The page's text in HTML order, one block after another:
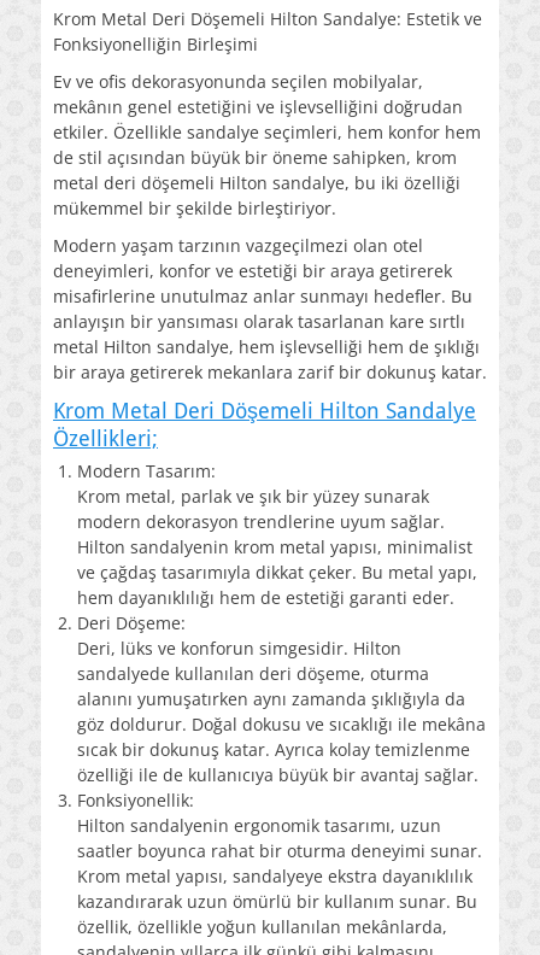
Krom Metal Deri Döşemeli Hilton Sandalye: Estetik ve
Fonksiyonelliğin Birleşimi
Ev ve ofis dekorasyonunda seçilen mobilyalar,
mekânın genel estetiğini ve işlevselliğini doğrudan
etkiler. Özellikle sandalye seçimleri, hem konfor hem
de stil açısından büyük bir öneme sahipken, krom
metal deri döşemeli Hilton sandalye, bu iki özelliği
mükemmel bir şekilde birleştiriyor.
Modern yaşam tarzının vazgeçilmezi olan otel
deneyimleri, konfor ve estetiği bir araya getirerek
misafirlerine unutulmaz anlar sunmayı hedefler. Bu
anlayışın bir yansıması olarak tasarlanan kare sırtlı
metal Hilton sandalye, hem işlevselliği hem de şıklığı
bir araya getirerek mekanlara zarif bir dokunuş katar.
Krom Metal Deri Döşemeli Hilton Sandalye
Özellikleri;
Modern Tasarım:
Krom metal, parlak ve şık bir yüzey sunarak
modern dekorasyon trendlerine uyum sağlar.
Hilton sandalyenin krom metal yapısı, minimalist
ve çağdaş tasarımıyla dikkat çeker. Bu metal yapı,
hem dayanıklılığı hem de estetiği garanti eder.
Deri Döşeme:
Deri, lüks ve konforun simgesidir. Hilton
sandalyede kullanılan deri döşeme, oturma
alanını yumuşatırken aynı zamanda şıklığıyla da
göz doldurur. Doğal dokusu ve sıcaklığı ile mekâna
sıcak bir dokunuş katar. Ayrıca kolay temizlenme
özelliği ile de kullanıcıya büyük bir avantaj sağlar.
Fonksiyonellik:
Hilton sandalyenin ergonomik tasarımı, uzun
saatler boyunca rahat bir oturma deneyimi sunar.
Krom metal yapısı, sandalyeye ekstra dayanıklılık
kazandırarak uzun ömürlü bir kullanım sunar. Bu
özellik, özellikle yoğun kullanılan mekânlarda,